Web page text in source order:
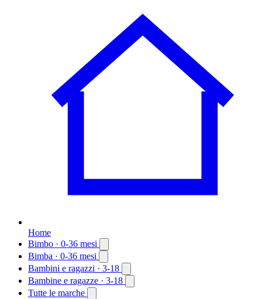
Home
Bimbo · 0-36 mesi
Bimba · 0-36 mesi
Bambini e ragazzi · 3-18
Bambine e ragazze · 3-18
Tutte le marche